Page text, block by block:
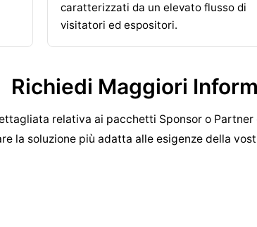
caratterizzati da un elevato flusso di
visitatori ed espositori.
Richiedi Maggiori
relativa ai pacchetti Sponsor o
la soluzione più adatta alle esigenze della